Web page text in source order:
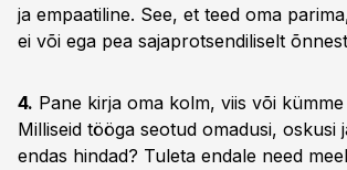
ja empaatiline. See, et teed oma
ei või ega pea sajaprotsendiliselt
4. Pane kirja oma kolm, viis või
Milliseid tööga seotud omadusi, oskusi
endas hindad? Tuleta endale need